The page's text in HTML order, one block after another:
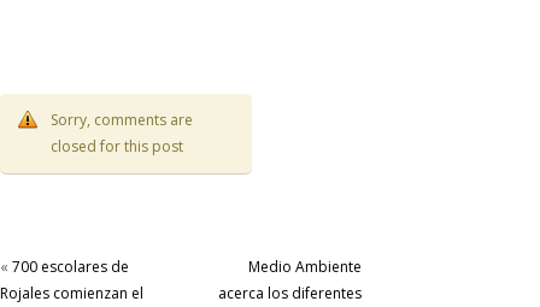
Sorry, comments are
closed for this post
« 700 escolares de
Rojales comienzan el
Medio Ambiente
acerca los diferentes